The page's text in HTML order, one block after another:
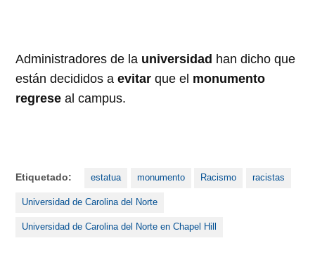
Administradores de la universidad han dicho que
están decididos aevitar que el monumento
regrese al campus.
Etiquetado: estatua monumento Racismo racistas
Universidad de Carolina del Norte
Universidad de Carolina del Norte en Chapel Hill